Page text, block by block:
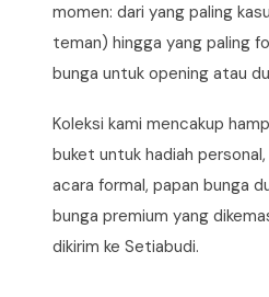
momen: dari yang paling
teman) hingga yang paling
bunga untuk opening atau
Koleksi kami mencakup
buket untuk hadiah
acara formal, papan bunga
bunga premium yang
dikirim ke Setiabudi.